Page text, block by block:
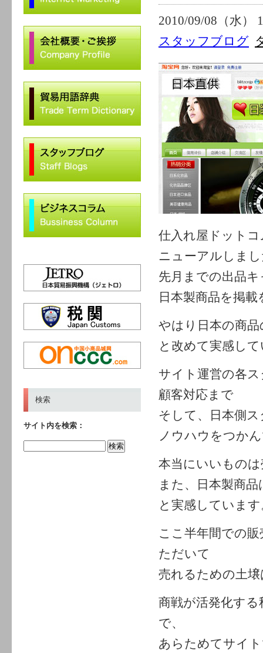
2010/09/08（水）
スタッフブログ
仕入れ屋ドット
ニューアルしま
先月までの出品
日本製商品を掲
やはり日本の商
と改めて実感し
サイト運営の各
顧客対応まで
そして、日本側
ノウハウをつか
本当にいいもの
また、日本製商
と実感しています
ここ半年間での
ただいて
売れるための土
商戦が活発化す
で、
あらためてサイ
検索
サイト内を検索：